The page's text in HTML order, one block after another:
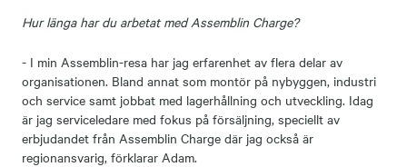
Hur länga har du arbetat med Assemblin Charge?
- I min Assemblin-resa har jag erfarenhet av flera delar av
organisationen. Bland annat som montör på nybyggen, industri
och service samt jobbat med lagerhållning och utveckling. Idag
är jag serviceledare med fokus på försäljning, speciellt av
erbjudandet från Assemblin Charge där jag också är
regionansvarig, förklarar Adam.